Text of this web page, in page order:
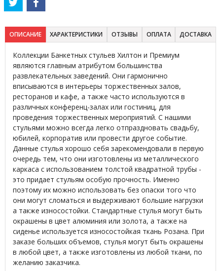
ОПИСАНИЕ ХАРАКТЕРИСТИКИ ОТЗЫВЫ ОПЛАТА ДОСТАВКА
Коллекции Банкетных стульев Хилтон и Премиум
являются главным атрибутом большинства
развлекательных заведений. Они гармонично
вписываются в интерьеры торжественных залов,
ресторанов и кафе, а также часто используются в
различных конференц-залах или гостиниц, для
проведения торжественных мероприятий. С нашими
стульями можно всегда легко отпраздновать свадьбу,
юбилей, корпоратив или провести другое событие.
Данные стулья хорошо себя зарекомендовали в первую
очередь тем, что они изготовлены из металлического
каркаса с использованием толстой квадратной трубы -
это придает стульям особую прочность. Именно
поэтому их можно использовать без опаски того что
они могут сломаться и выдерживают большие нагрузки
а также износостойки. Стандартные стулья могут быть
окрашены в цвет алюминия или золота, а также на
сиденье используется износостойкая ткань Розана. При
заказе больших объемов, стулья могут быть окрашены
в любой цвет, а также изготовлены из любой ткани, по
желанию заказчика.